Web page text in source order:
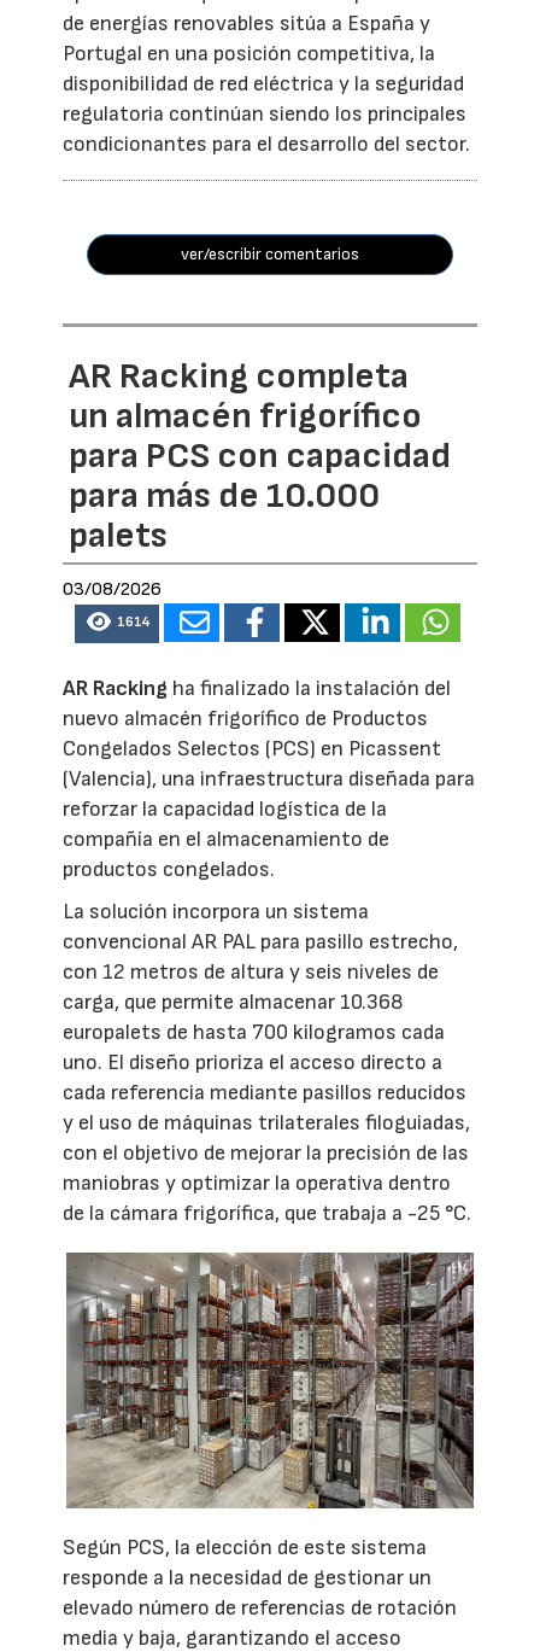
de energías renovables sitúa a España y
Portugal en una posición competitiva, la
disponibilidad de red eléctrica y la seguridad
regulatoria continúan siendo los principales
condicionantes para el desarrollo del sector.
ver/escribir comentarios
AR Racking completa
un almacén frigorífico
para PCS con capacidad
para más de 10.000
palets
03/08/2026
1614
AR Racking ha finalizado la instalación del
nuevo almacén frigorífico de Productos
Congelados Selectos (PCS) en Picassent
(Valencia), una infraestructura diseñada para
reforzar la capacidad logística de la
compañía en el almacenamiento de
productos congelados.
La solución incorpora un sistema
convencional AR PAL para pasillo estrecho,
con 12 metros de altura y seis niveles de
carga, que permite almacenar 10.368
europalets de hasta 700 kilogramos cada
uno. El diseño prioriza el acceso directo a
cada referencia mediante pasillos reducidos
y el uso de máquinas trilaterales filoguiadas,
con el objetivo de mejorar la precisión de las
maniobras y optimizar la operativa dentro
de la cámara frigorífica, que trabaja a -25 °C.
Según PCS, la elección de este sistema
responde a la necesidad de gestionar un
elevado número de referencias de rotación
media y baja, garantizando el acceso